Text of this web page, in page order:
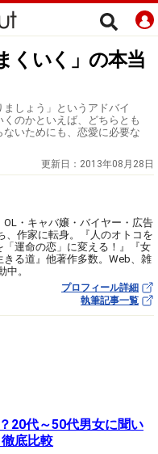
くいく」の本当
しょう」というアドバイ
のかといえば、どちらとも
いためにも、恋愛に必要な
更新日： 2013年08月28日
・キャバ嬢・バイヤー・広告
、作家に転身。『人のオトコを
運命の恋」に変える！』『女
る道』他著作多数。Web、雑
。
プロフィール詳細
執筆記事一覧
20代～50代男女に聞い
底比較